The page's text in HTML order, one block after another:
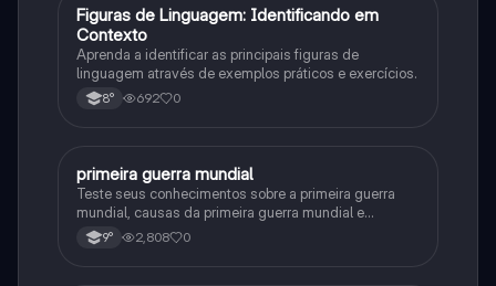
FPortuguês
Figuras de Linguagem: Identificando em
Contexto
Aprenda a identificar as principais figuras de
linguagem através de exemplos práticos e exercícios.
8° 692 0
História
primeira guerra mundial
Teste seus conhecimentos sobre a primeira guerra
mundial, causas da primeira guerra mundial e
consequências da Primeira Guerra Mundial, fases da
primeira guerra mundial
9° 2,808 0